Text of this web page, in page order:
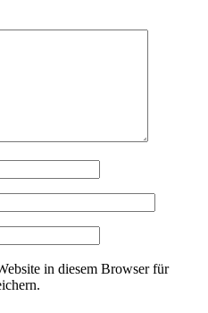
in diesem Browser für